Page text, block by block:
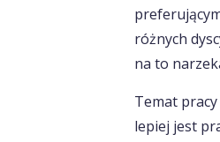
różnych
na to
Temat
lepiej jest